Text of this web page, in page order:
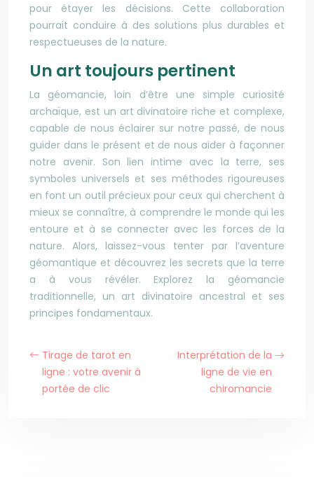
pour étayer les décisions. Cette collaboration
pourrait conduire à des solutions plus durables et
respectueuses de la nature.
Un art toujours pertinent
La géomancie, loin d’être une simple curiosité
archaïque, est un art divinatoire riche et complexe,
capable de nous éclairer sur notre passé, de nous
guider dans le présent et de nous aider à façonner
notre avenir. Son lien intime avec la terre, ses
symboles universels et ses méthodes rigoureuses
en font un outil précieux pour ceux qui cherchent à
mieux se connaître, à comprendre le monde qui les
entoure et à se connecter avec les forces de la
nature. Alors, laissez-vous tenter par l’aventure
géomantique et découvrez les secrets que la terre
a à vous révéler. Explorez la géomancie
traditionnelle, un art divinatoire ancestral et ses
principes fondamentaux.
Tirage de tarot en
ligne : votre avenir à
portée de clic
Interprétation de la
ligne de vie en
chiromancie